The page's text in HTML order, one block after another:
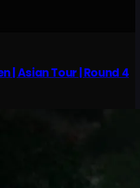
| Asian Tour | Round 4